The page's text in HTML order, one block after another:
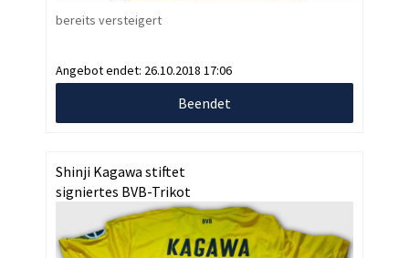
bereits versteigert
Angebot endet: 26.10.2018 17:06
Beendet
Shinji Kagawa stiftet
signiertes BVB-Trikot